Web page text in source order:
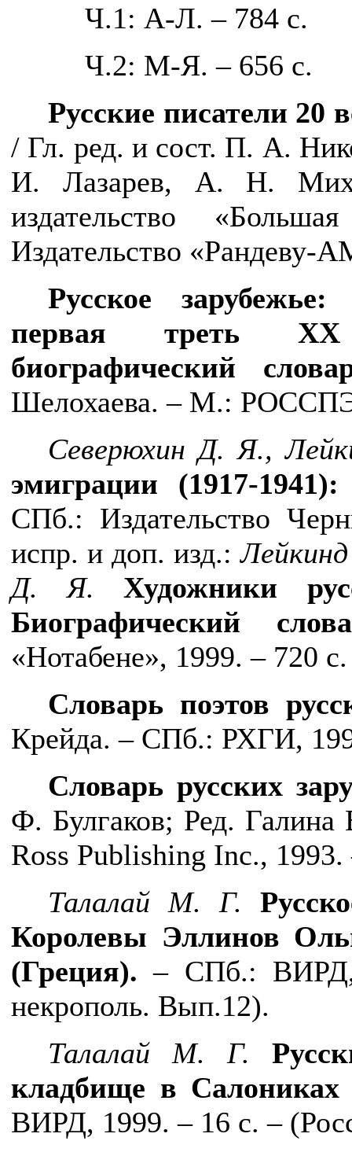
Ч.1: А-Л. – 784 с.
Ч.2: М-Я. – 656 с.
Русские писатели 20
/ Гл. ред. и сост. П. А.
И. Лазарев, А. Н.
издательство
Издательство «Рандеву-
Русское
первая треть ХХ
биографический
Шелохаева. – М.:
Северюхин Д. Я.,
эмиграции (1917-
СПб.: Издательство
испр. и доп. изд.:
Д. Я.
Художники
Биографический
«Нотабене», 1999. – 720 с.
Словарь поэтов
Крейда. – СПб.: РХГИ,
Словарь русских
Ф. Булгаков; Ред. Галина
Ross Publishing Inc.,
Талалай М. Г.
Королевы Эллинов
(Греция). – СПб.: ВИРД,
некрополь. Вып.12).
Талалай М. Г.
кладбище в Салониках
ВИРД, 1999. – 16 с. –